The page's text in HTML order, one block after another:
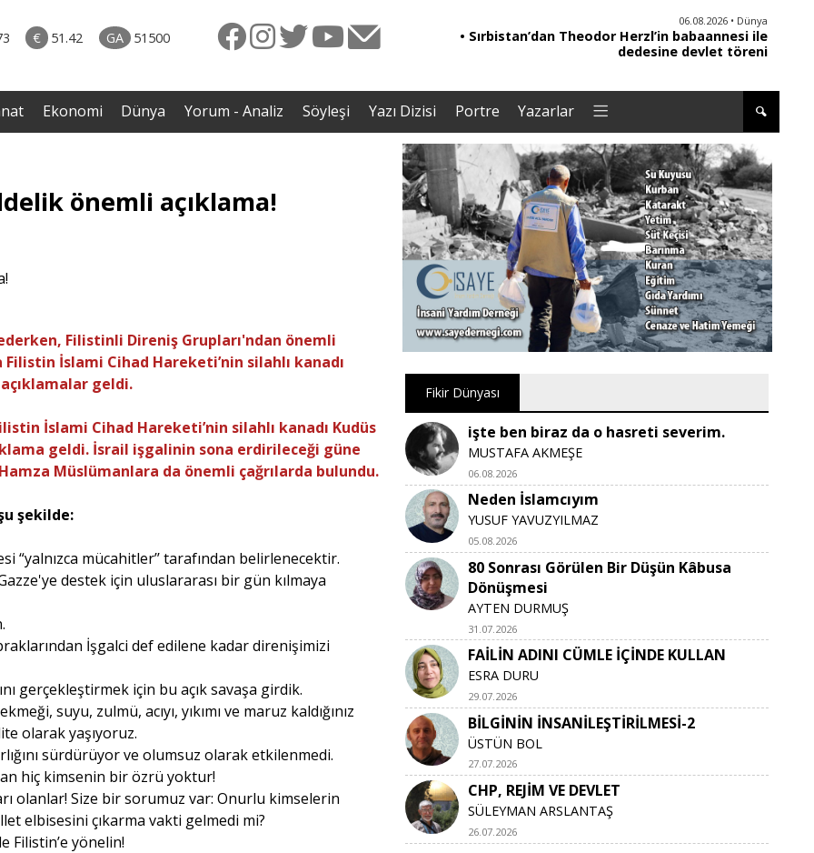
€ 51.42 GA 51500
06.08.2026 • Dünya
• Sırbistan’dan Theodor Herzl’in babaannesi ile
dedesine devlet töreni
04.08.2026 • Yorum - Analiz
• Reformlarla Onarılamayan Yargı|Av.Semih Biten
Ekonomi Dünya Yorum - Analiz Söyleşi Yazı Dizisi Portre Yazarlar
önemli açıklama!
Filistinli Direniş Grupları'ndan önemli
İslami Cihad Hareketi’nin silahlı kanadı
geldi.
İslami Cihad Hareketi’nin silahlı kanadı Kudüs
geldi. İsrail işgalinin sona erdirileceği güne
Müslümanlara da önemli çağrılarda bulundu.
şekilde:
mücahitler’’ tarafından belirlenecektir.
destek için uluslararası bir gün kılmaya
İşgalci def edilene kadar direnişimizi
gerçekleştirmek için bu açık savaşa girdik.
suyu, zulmü, acıyı, yıkımı ve maruz kaldığınız
olarak yaşıyoruz.
sürdürüyor ve olumsuz olarak etkilenmedi.
hiç kimsenin bir özrü yoktur!
olanlar! Size bir sorumuz var: Onurlu kimselerin
elbisesini çıkarma vakti gelmedi mi?
Filistin’e yönelin!
Fikir Dünyası
işte ben biraz da o hasreti severim.
MUSTAFA AKMEŞE
06.08.2026
Neden İslamcıyım
YUSUF YAVUZYILMAZ
05.08.2026
80 Sonrası Görülen Bir Düşün Kâbusa
Dönüşmesi
AYTEN DURMUŞ
31.07.2026
FAİLİN ADINI CÜMLE İÇİNDE KULLAN
ESRA DURU
29.07.2026
BİLGİNİN İNSANİLEŞTİRİLMESİ-2
ÜSTÜN BOL
27.07.2026
CHP, REJİM VE DEVLET
SÜLEYMAN ARSLANTAŞ
26.07.2026